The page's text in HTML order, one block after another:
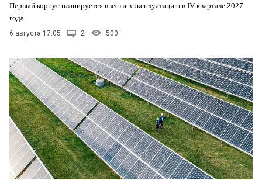
Первый корпус планируется ввести в эксплуатацию в IV квартале 2027
года
6 августа 17:05 2 500